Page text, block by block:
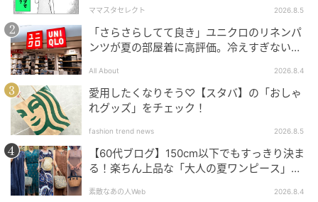
大人のおしゃれ手帖
スタイルアップが叶う厚底シューズは「ステラマッカ
ートニー」のもの。ピンクゴールドのきらびやかなカ
ラーリングが、ブラックコーディネートを華やかに。
今回のコーデアイテム
ワンピース：ロエベ
バッグ：エルメス
ママスタセレクト 2026.8.5
「さらさらしてて良き」ユニクロのリネンパ
ンツが夏の部屋着に高評価。冷えすぎない肌
All About 2026.8.4
愛用したくなりそう♡【スタバ】の「おしゃ
れグッズ」をチェック！
fashion trend news 2026.8.5
【60代ブログ】150cm以下でもすっきり決ま
る！楽ちん上品な「大人の夏ワンピース」コ
素敵なあの人Web 2026.8.4